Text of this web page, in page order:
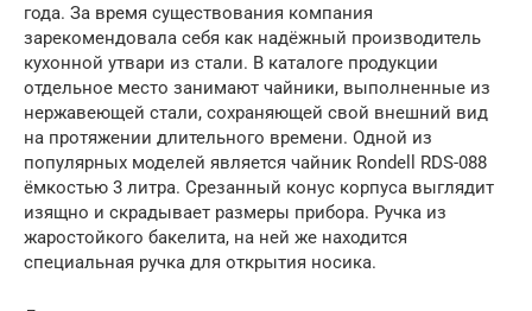
года. За время существования компания
зарекомендовала себя как надёжный производитель
кухонной утвари из стали. В каталоге продукции
отдельное место занимают чайники, выполненные из
нержавеющей стали, сохраняющей свой внешний вид
на протяжении длительного времени. Одной из
популярных моделей является чайник Rondell RDS-088
ёмкостью 3 литра. Срезанный конус корпуса выглядит
изящно и скрадывает размеры прибора. Ручка из
жаростойкого бакелита, на ней же находится
специальная ручка для открытия носика.